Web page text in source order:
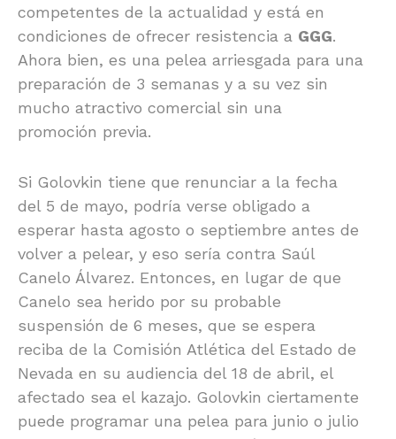
competentes de la actualidad y está en
condiciones de ofrecer resistencia a GGG.
Ahora bien, es una pelea arriesgada para una
preparación de 3 semanas y a su vez sin
mucho atractivo comercial sin una
promoción previa.
Si Golovkin tiene que renunciar a la fecha
del 5 de mayo, podría verse obligado a
esperar hasta agosto o septiembre antes de
volver a pelear, y eso sería contra Saúl
Canelo Álvarez. Entonces, en lugar de que
Canelo sea herido por su probable
suspensión de 6 meses, que se espera
reciba de la Comisión Atlética del Estado de
Nevada en su audiencia del 18 de abril, el
afectado sea el kazajo. Golovkin ciertamente
puede programar una pelea para junio o julio